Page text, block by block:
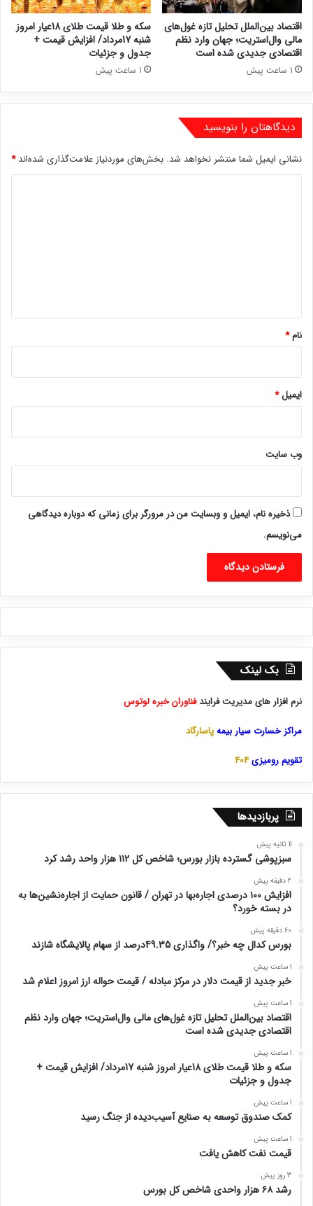
اقتصاد بین‌الملل تحلیل تازه غول‌های
مالی وال‌استریت؛ جهان وارد نظم
اقتصادی جدیدی شده است
1 ساعت پیش
سکه و طلا قیمت طلای 18عیار امروز
شنبه 17مرداد/ افزایش قیمت +
جدول و جزئیات
1 ساعت پیش
دیدگاهتان را بنویسید
نشانی ایمیل شما منتشر نخواهد شد. بخش‌های موردنیاز علامت‌گذاری شده‌اند*
نام*
ایمیل*
وب‌ سایت
ذخیره نام، ایمیل و وبسایت من در مرورگر برای زمانی که دوباره دیدگاهی
می‌نویسم.
بک لینک
نرم افزار های مدیریت فرایندفناوران خبره لوتوس
مراکز خسارت سیار بیمهپاسارگاد
تقویم رومیزی404
پربازدیدها
11 ثانیه پیش
سبزپوشی گسترده بازار بورس؛ شاخص کل ۱۱۲ هزار واحد رشد کرد
2 دقیقه پیش
افزایش ۱۰۰ درصدی اجاره‌بها در تهران / قانون حمایت از اجاره‌نشین‌ها به
در بسته خورد؟
60 دقیقه پیش
بورس کدال چه خبر؟/ واگذاری 49.35درصد از سهام پالایشگاه شازند
1 ساعت پیش
خبر جدید از قیمت دلار در مرکز مبادله / قیمت حواله ارز امروز اعلام شد
1 ساعت پیش
اقتصاد بین‌الملل تحلیل تازه غول‌های مالی وال‌استریت؛ جهان وارد نظم
اقتصادی جدیدی شده است
1 ساعت پیش
سکه و طلا قیمت طلای 18عیار امروز شنبه 17مرداد/ افزایش قیمت +
جدول و جزئیات
1 ساعت پیش
کمک صندوق توسعه به صنایع آسیب‌دیده از جنگ رسید
1 ساعت پیش
قیمت نفت کاهش یافت
3 روز پیش
رشد ۶۸ هزار واحدی شاخص کل بورس